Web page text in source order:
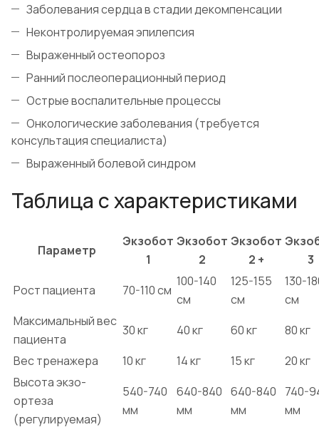
Заболевания сердца в стадии декомпенсации
Неконтролируемая эпилепсия
Выраженный остеопороз
Ранний послеоперационный период
Острые воспалительные процессы
Онкологические заболевания (требуется
консультация специалиста)
Выраженный болевой синдром
Таблица с характеристиками
Параметр
Экзобот
1
Экзобот
2
Экзобот
2 +
3
Рост пациента
70-110 см
100-140
см
125-155
см
130-
см
Максимальный вес
пациента
30 кг 40 кг 60 кг
80 кг
Вес тренажера
10 кг 14 кг 15 кг
20 кг
Высота экзо-
ортеза
(регулируемая)
540-740
мм
640-840
мм
640-840
мм
740-
мм